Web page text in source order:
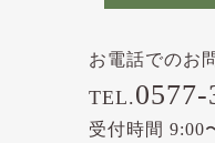
お電話でのお
TEL.
受付時間 9:00